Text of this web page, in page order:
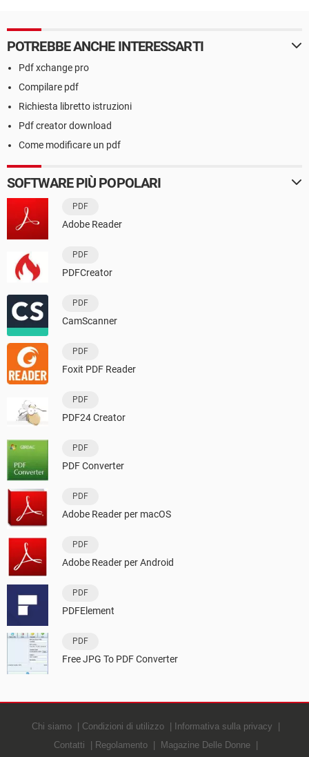
POTREBBE ANCHE INTERESSARTI
Pdf xchange pro
Compilare pdf
Richiesta libretto istruzioni
Pdf creator download
Come modificare un pdf
SOFTWARE PIÙ POPOLARI
PDF
Adobe Reader
PDF
PDFCreator
PDF
CamScanner
PDF
Foxit PDF Reader
PDF
PDF24 Creator
PDF
PDF Converter
PDF
Adobe Reader per macOS
PDF
Adobe Reader per Android
PDF
PDFElement
PDF
Free JPG To PDF Converter
Chi siamo Condizioni di utilizzo
Informativa sulla privacy
Contatti
Regolamento Magazine Delle Donne